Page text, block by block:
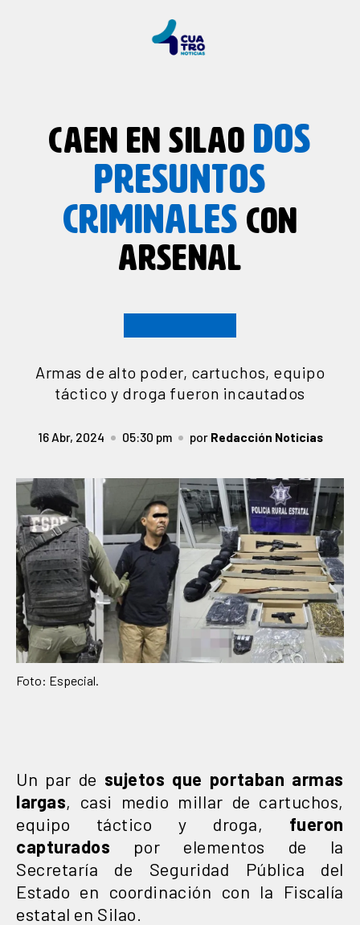
CAEN EN SILAO DOS
PRESUNTOS
CRIMINALES CON
ARSENAL
Armas de alto poder, cartuchos, equipo
táctico y droga fueron incautados
16 Abr, 2024 05:30 pm por Redacción Noticias
Foto: Especial.
Un par de sujetos que portaban armas
largas, casi medio millar de cartuchos,
equipo táctico y droga, fueron
capturados por elementos de la
Secretaría de Seguridad Pública del
Estado en coordinación con la Fiscalía
estatal en Silao.